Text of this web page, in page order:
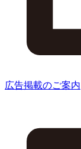
広告掲載のご案内